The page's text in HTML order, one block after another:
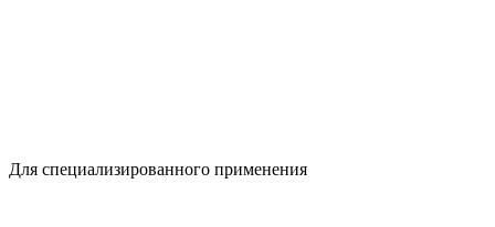
Для специализированного применения